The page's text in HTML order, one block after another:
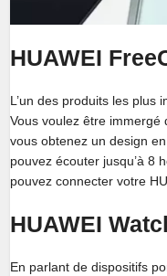
HUAWEI
L’un des produits les
Vous voulez être immergé
vous obtenez un design
pouvez écouter jusqu’à 8
pouvez connecter votre
HUAWEI
En parlant de dispositifs